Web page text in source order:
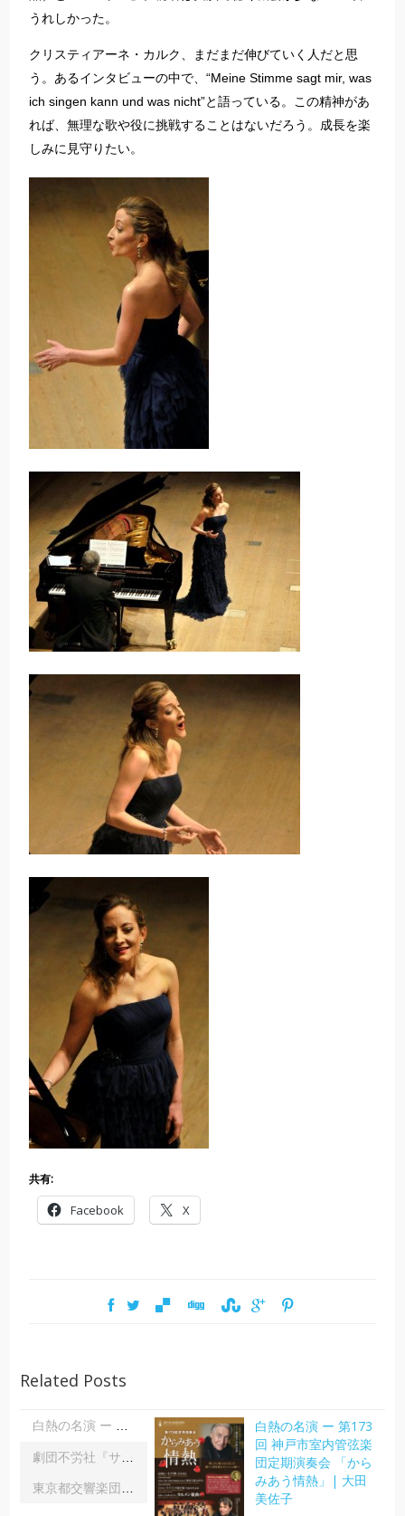
うれしかった。
クリスティアーネ・カルク、まだまだ伸びていく人だと思
う。あるインタビューの中で、“Meine Stimme sagt mir, was
ich singen kann und was nicht”と語っている。この精神があ
れば、無理な歌や役に挑戦することはないだろう。成長を楽
しみに見守りたい。
共有:
Facebook X
Related Posts
白熱の名演 ー 第173回 神戸市室内管弦楽団定期演奏会 「からみあう情熱」| 大田美佐子
白熱の名演 ー 第173
回 神戸市室内管弦楽
団定期演奏会 「から
みあう情熱」| 大田
美佐子